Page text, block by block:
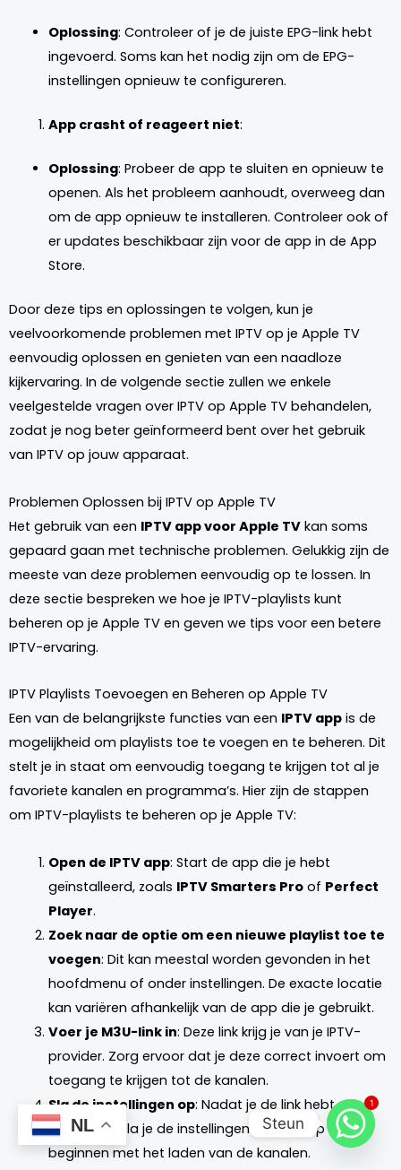
Oplossing: Controleer of je de juiste EPG-link hebt
ingevoerd. Soms kan het nodig zijn om de EPG-
instellingen opnieuw te configureren.
App crasht of reageert niet:
Oplossing: Probeer de app te sluiten en opnieuw te
openen. Als het probleem aanhoudt, overweeg dan
om de app opnieuw te installeren. Controleer ook of
er updates beschikbaar zijn voor de app in de App
Store.
Door deze tips en oplossingen te volgen, kun je
veelvoorkomende problemen met IPTV op je Apple TV
eenvoudig oplossen en genieten van een naadloze
kijkervaring. In de volgende sectie zullen we enkele
veelgestelde vragen over IPTV op Apple TV behandelen,
zodat je nog beter geïnformeerd bent over het gebruik
van IPTV op jouw apparaat.
Problemen Oplossen bij IPTV op Apple TV
Het gebruik van een IPTV app voor Apple TV kan soms
gepaard gaan met technische problemen. Gelukkig zijn de
meeste van deze problemen eenvoudig op te lossen. In
deze sectie bespreken we hoe je IPTV-playlists kunt
beheren op je Apple TV en geven we tips voor een betere
IPTV-ervaring.
IPTV Playlists Toevoegen en Beheren op Apple TV
Een van de belangrijkste functies van een IPTV app is de
mogelijkheid om playlists toe te voegen en te beheren. Dit
stelt je in staat om eenvoudig toegang te krijgen tot al je
favoriete kanalen en programma’s. Hier zijn de stappen
om IPTV-playlists te beheren op je Apple TV:
Open de IPTV app: Start de app die je hebt
geïnstalleerd, zoals IPTV Smarters Proof Perfect
Player.
Zoek naar de optie om een nieuwe playlist toe te
voegen: Dit kan meestal worden gevonden in het
hoofdmenu of onder instellingen. De exacte locatie
kan variëren afhankelijk van de app die je gebruikt.
Voer je M3U-link in: Deze link krijg je van je IPTV-
provider. Zorg ervoor dat je deze correct invoert om
toegang te krijgen tot de kanalen.
Sla de instellingen op: Nadat je de link hebt
ingevoerd, sla je de instellingen op. De app zal nu
beginnen met het laden van de kanalen.
NL
1
Steun